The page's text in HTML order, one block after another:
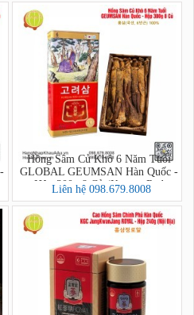
Hồng Sâm Củ Khô 6 Năm Tuổi
GLOBAL GEUMSAN Hàn Quốc -
Hộp 300g 8 Củ (Korean Red
Ginseng)
Liên hệ 098.679.8008